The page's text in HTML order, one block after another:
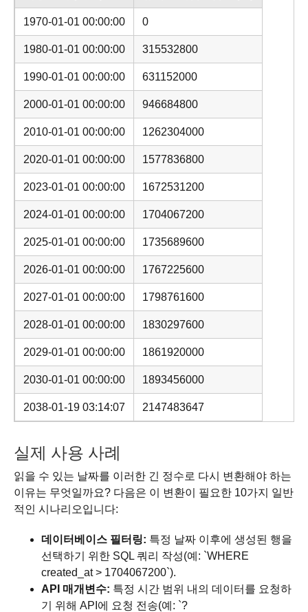
1970-01-01 00:00:00 0
1980-01-01 00:00:00 315532800
1990-01-01 00:00:00 631152000
2000-01-01 00:00:00 946684800
2010-01-01 00:00:00 1262304000
2020-01-01 00:00:00 1577836800
2023-01-01 00:00:00 1672531200
2024-01-01 00:00:00 1704067200
2025-01-01 00:00:00 1735689600
2026-01-01 00:00:00 1767225600
2027-01-01 00:00:00 1798761600
2028-01-01 00:00:00 1830297600
2029-01-01 00:00:00 1861920000
2030-01-01 00:00:00 1893456000
2038-01-19 03:14:07 2147483647
실제 사용 사례
읽을 수 있는 날짜를 이러한 긴 정수로 다시 변환해야 하는
이유는 무엇일까요? 다음은 이 변환이 필요한 10가지 일반
적인 시나리오입니다:
데이터베이스 필터링: 특정 날짜 이후에 생성된 행을
선택하기 위한 SQL 쿼리 작성(예: `WHERE
created_at > 1704067200`).
API 매개변수: 특정 시간 범위 내의 데이터를 요청하
기 위해 API에 요청 전송(예: `?